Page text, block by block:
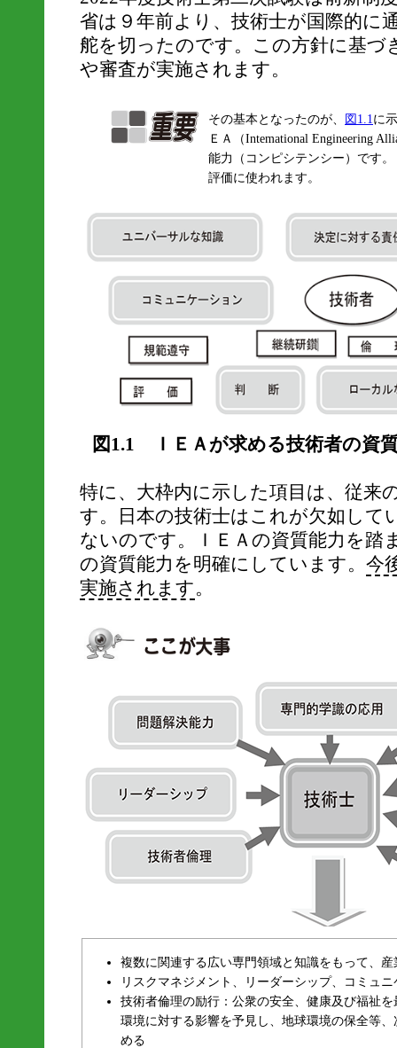
省は９年前より、技術士が国際的に
舵を切ったのです。この方針に基づ
や審査が実施されます。
その基本となったのが、 図1.1 に
ＥＡ（Intemational Engineering
能力（コンピシテンシー）です
評価に使われます。
図1.1 ＩＥＡが求める技術者の資
特に、大枠内に示した項目は、従来
す。日本の技術士はこれが欠如して
ないのです。ＩＥＡの資質能力を踏
の資質能力を明確にしています。 今
実施されます。
複数に関連する広い専門領域と知識をもって、
リスクマネジメント、リーダーシップ、コミュ
技術者倫理の励行：公衆の安全、健康及び福祉
環境に対する影響を予見し、地球環境の保全等
める